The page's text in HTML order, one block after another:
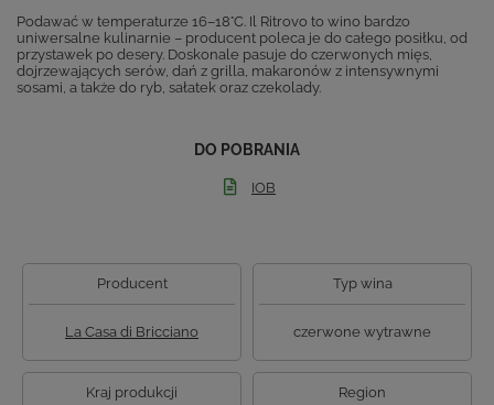
Podawać w temperaturze 16–18°C. Il Ritrovo to wino bardzo
uniwersalne kulinarnie – producent poleca je do całego posiłku, od
przystawek po desery. Doskonale pasuje do czerwonych mięs,
dojrzewających serów, dań z grilla, makaronów z intensywnymi
sosami, a także do ryb, sałatek oraz czekolady.
DO POBRANIA
IOB
Producent
La Casa di Bricciano
Typ wina
czerwone wytrawne
Kraj produkcji Region